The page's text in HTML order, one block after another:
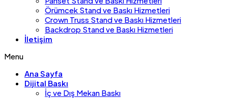
Örümcek Stand ve Baskı Hizmetleri
Crown Truss Stand ve Baskı Hizmetleri
Backdrop Stand ve Baskı Hizmetleri
İletişim
Menu
Ana Sayfa
Dijital Baskı
İç ve Dış Mekan Baskı